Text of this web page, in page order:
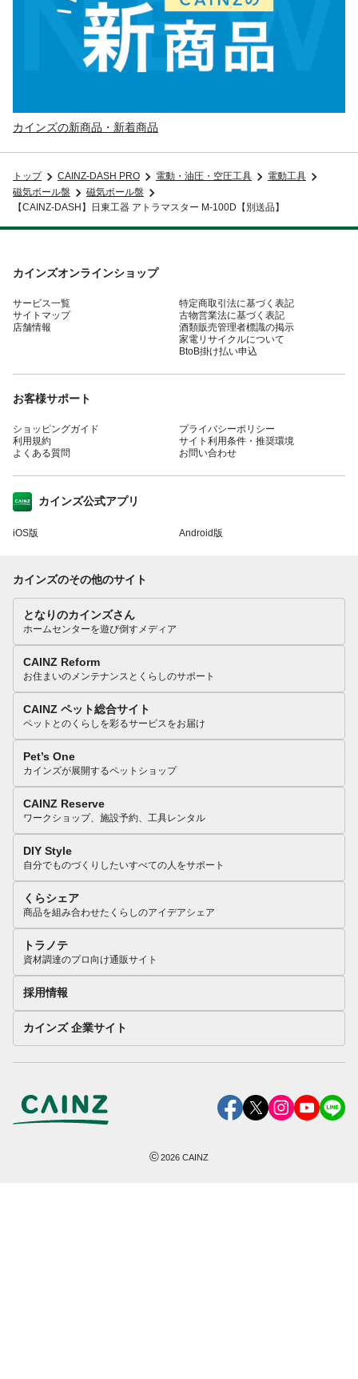
カインズの新商品・新着商品
トップ CAINZ-DASH PRO 電動・油圧・空圧工具
電動工具
磁気ボール盤
磁気ボール盤
【CAINZ-DASH】日東工器 アトラマスター M-100D【別送品】
カインズオンラインショップ
サービス一覧
サイトマップ
店舗情報
特定商取引法に基づく表記
古物営業法に基づく表記
酒類販売管理者標識の掲示
家電リサイクルについて
BtoB掛け払い申込
お客様サポート
ショッピングガイド
利用規約
よくある質問
プライバシーポリシー
サイト利用条件・推奨環境
お問い合わせ
カインズ公式アプリ
iOS版 Android版
カインズのその他のサイト
となりのカインズさん
ホームセンターを遊び倒すメディア
CAINZ Reform
お住まいのメンテナンスとくらしのサポート
CAINZ ペット総合サイト
ペットとのくらしを彩るサービスをお届け
Pet’s One
カインズが展開するペットショップ
CAINZ Reserve
ワークショップ、施設予約、工具レンタル
DIY Style
自分でものづくりしたいすべての人をサポート
くらシェア
商品を組み合わせたくらしのアイデアシェア
トラノテ
資材調達のプロ向け通販サイト
採用情報
カインズ 企業サイト
©2026 CAINZ